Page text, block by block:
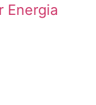
Energia